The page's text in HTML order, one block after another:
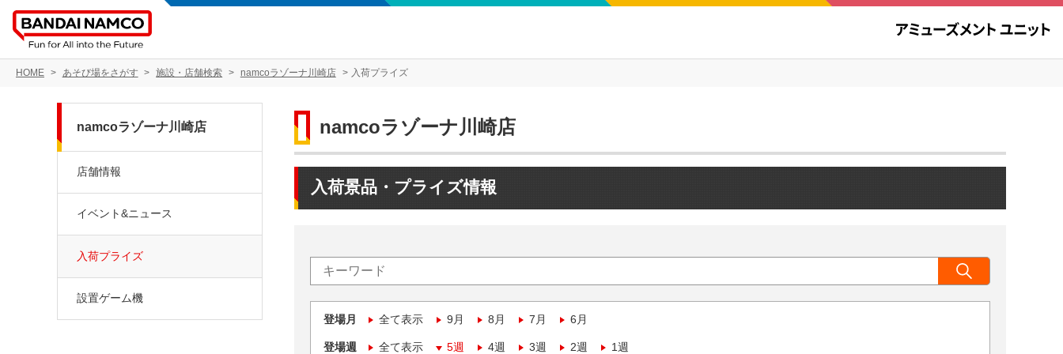
HOME あそび場をさがす 施設・店舗検索 namcoラゾーナ川崎店 入荷プライズ
namcoラゾーナ川崎店
入荷景品・プライズ情報
登場月 全て表示 9月 8月 7月 6月
登場週 全て表示 5週 4週 3週 2週 1週
namcoラゾーナ川崎店
店舗情報
イベント&ニュース
入荷プライズ
設置ゲーム機